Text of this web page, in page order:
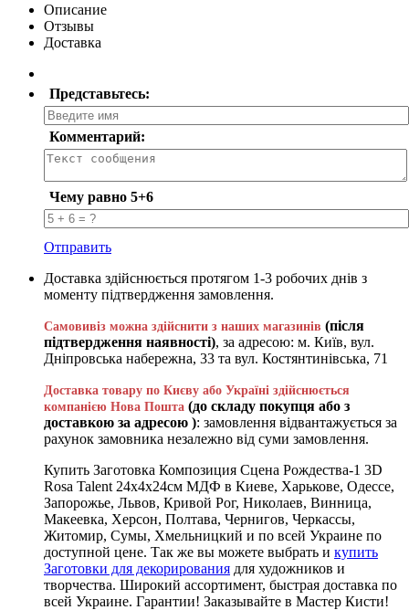
Описание
Отзывы
Доставка
Представьтесь:
Комментарий:
Чему равно 5+6
Отправить
Доставка здійснюється протягом 1-3 робочих днів з
моменту підтвердження замовлення.
Самовивіз можна здійснити з наших магазинів (після
підтвердження наявності), за адресою: м. Київ, вул.
Дніпровська набережна, 33 та вул. Костянтинівська, 71
Доставка товару по Києву або Україні здійснюється
компанією Нова Пошта (до складу покупця або з
доставкою за адресою ): замовлення відвантажується за
рахунок замовника незалежно від суми замовлення.
Купить Заготовка Композиция Сцена Рождества-1 3D
Rosa Talent 24х4х24см МДФ в Киеве, Харькове, Одессе,
Запорожье, Львов, Кривой Рог, Николаев, Винница,
Макеевка, Херсон, Полтава, Чернигов, Черкассы,
Житомир, Сумы, Хмельницкий и по всей Украине по
доступной цене. Так же вы можете выбрать и купить
Заготовки для декорирования для художников и
творчества. Широкий ассортимент, быстрая доставка по
всей Украине. Гарантии! Заказывайте в Мастер Кисти!